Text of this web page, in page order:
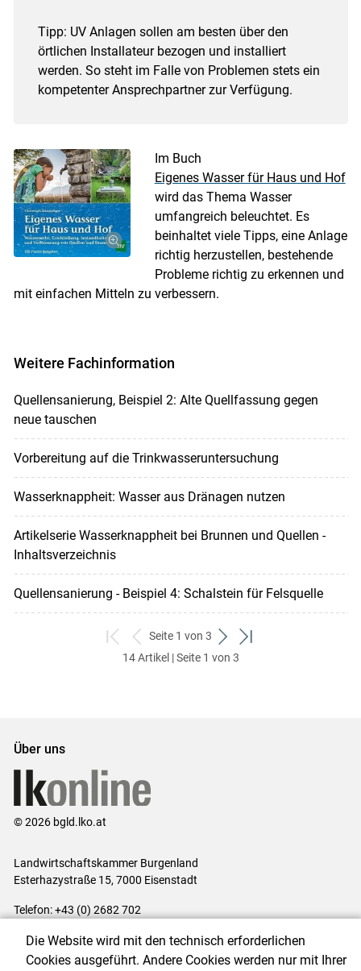
Tipp: UV Anlagen sollen am besten über den
örtlichen Installateur bezogen und installiert
werden. So steht im Falle von Problemen stets ein
kompetenter Ansprechpartner zur Verfügung.
Im Buch
Eigenes Wasser für Haus und Hof
wird das Thema Wasser
umfangreich beleuchtet. Es
beinhaltet viele Tipps, eine Anlage
richtig herzustellen, bestehende
Probleme richtig zu erkennen und
mit einfachen Mitteln zu verbessern.
Weitere Fachinformation
Quellensanierung, Beispiel 2: Alte Quellfassung gegen
neue tauschen
Vorbereitung auf die Trinkwasseruntersuchung
Wasserknappheit: Wasser aus Dränagen nutzen
Artikelserie Wasserknappheit bei Brunnen und Quellen -
Inhaltsverzeichnis
Quellensanierung - Beispiel 4: Schalstein für Felsquelle
zum
ersten
zurück
zum
Seite 1 von 3
weiter
zum
zum
14 Artikel | Seite 1 von 3
Über uns
© 2026 bgld.lko.at
Landwirtschaftskammer Burgenland
Esterhazystraße 15, 7000 Eisenstadt
Telefon: +43 (0) 2682 702
Impressum|Kontakt|Datenschutzerklärung|Barrierefreiheit|
Die Website wird mit den technisch erforderlichen
Cookies ausgeführt. Andere Cookies werden nur mit Ihrer